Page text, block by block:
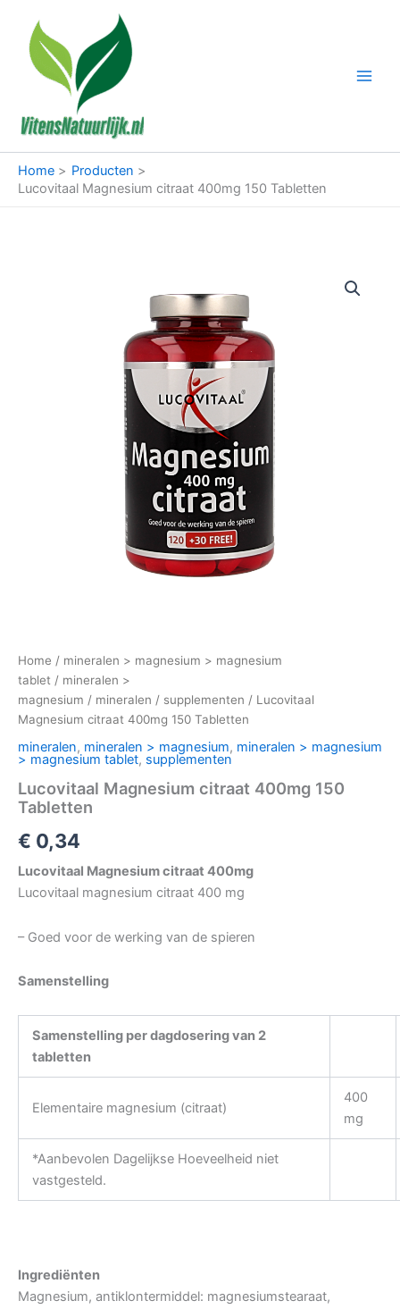
inhoud
Home
Producten
Lucovitaal Magnesium citraat 400mg 150 Tabletten
Home / mineralen > magnesium > magnesium
tablet / mineralen >
magnesium / mineralen / supplementen / Lucovitaal
Magnesium citraat 400mg 150 Tabletten
mineralen, mineralen > magnesium, mineralen > magnesium
> magnesium tablet, supplementen
Lucovitaal Magnesium citraat 400mg 150
Tabletten
€ 0,34
Lucovitaal Magnesium citraat 400mg
Lucovitaal magnesium citraat 400 mg
– Goed voor de werking van de spieren
Samenstelling
Samenstelling per dagdosering van 2
tabletten
Elementaire magnesium (citraat)
400
mg
*Aanbevolen Dagelijkse Hoeveelheid niet
vastgesteld.
Ingrediënten
Magnesium, antiklontermiddel: magnesiumstearaat,